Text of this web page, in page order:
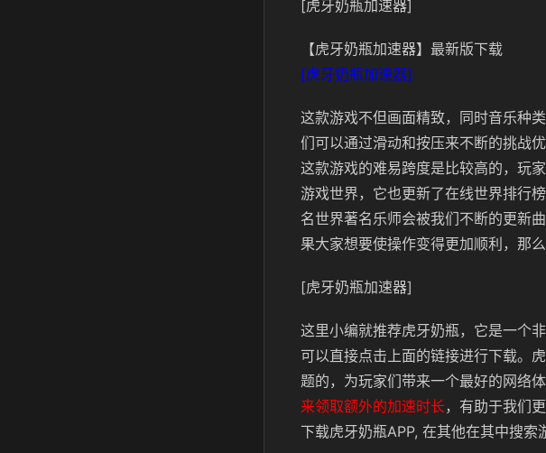
[虎牙奶瓶加速器]
【虎牙奶瓶加速器】最新版下载
[虎牙奶瓶加速器]
这款游戏不但画面精致，同时音乐种
们可以通过滑动和按压来不断的挑战
这款游戏的难易跨度是比较高的，玩
游戏世界，它也更新了在线世界排行
名世界著名乐师会被我们不断的更新
果大家想要使操作变得更加顺利，那
[虎牙奶瓶加速器]
这里小编就推荐虎牙奶瓶，它是一个
可以直接点击上面的链接进行下载。
题的，为玩家们带来一个最好的网络
来领取额外的加速时长 ，有助于我们
下载虎牙奶瓶APP, 在其他在其中搜索